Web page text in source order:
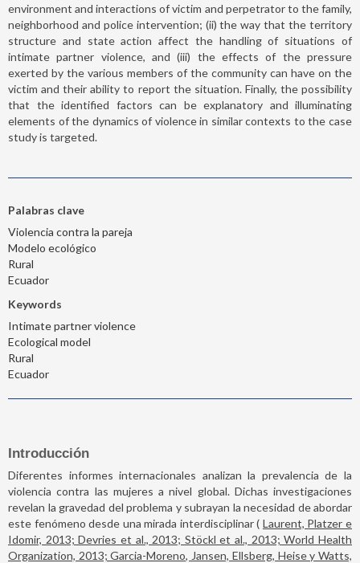
environment and interactions of victim and perpetrator to the family,
neighborhood and police intervention; (ii) the way that the territory
structure and state action affect the handling of situations of
intimate partner violence, and (iii) the effects of the pressure
exerted by the various members of the community can have on the
victim and their ability to report the situation. Finally, the possibility
that the identified factors can be explanatory and illuminating
elements of the dynamics of violence in similar contexts to the case
study is targeted.
Palabras clave
Violencia contra la pareja
Modelo ecológico
Rural
Ecuador
Keywords
Intimate partner violence
Ecological model
Rural
Ecuador
Introducción
Diferentes informes internacionales analizan la prevalencia de la
violencia contra las mujeres a nivel global. Dichas investigaciones
revelan la gravedad del problema y subrayan la necesidad de abordar
este fenómeno desde una mirada interdisciplinar ( Laurent, Platzer e
Idomir, 2013; Devries et al., 2013; Stöckl et al., 2013; World Health
Organization, 2013; Garcia-Moreno, Jansen, Ellsberg, Heise y Watts,